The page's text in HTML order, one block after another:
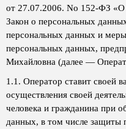
от 27.07.2006. No 152-ФЗ
Закон о персональных
персональных данных и
персональных данных,
Михайловна (далее —
1.1. Оператор ставит своей
осуществления своей
человека и гражданина при
данных, в том числе защиты